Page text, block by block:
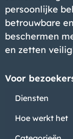
persoonlijke
betrouwbare
beschermen
en zetten
Voor
Diensten
Hoe werkt het